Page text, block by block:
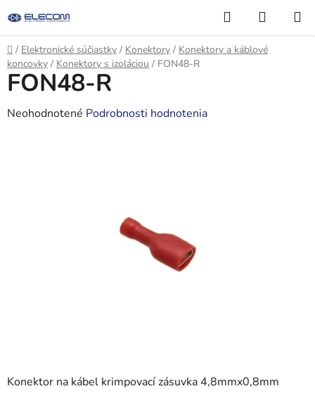
na
obsah
Hľadať
KOŠÍK
Domov
/ Elektronické súčiastky / Konektory / Konektory a káblové
koncovky / Konektory s izoláciou / FON48-R
Konektor na kábel krimpovací zásuvka 4,8mmx0,8mm
FON48-R
Priemerné
Neohodnotené Podrobnosti hodnotenia